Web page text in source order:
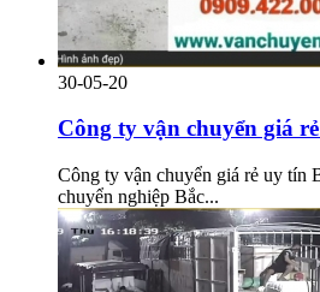
30-05-20
Công ty vận chuyển giá
Công ty vận chuyển giá rẻ uy tín
chuyển nghiệp Bắc...